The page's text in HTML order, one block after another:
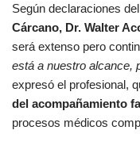
Según declaraciones del
Cárcano, Dr. Walter
será extenso pero
está a nuestro alcance,
expresó el profesional,
del acompañamiento
procesos médicos